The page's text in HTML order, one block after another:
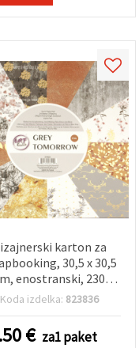
karton za
30,5 x 30,5
enostranski, 230
g/m², 12 motivov (6 s
listov
Koda izdelka: 823836
€ za1 paket